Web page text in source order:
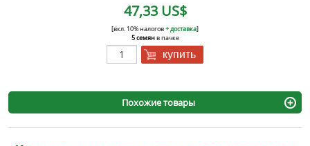
47,33 US$
[вкл. 10% налогов+ доставка]
5 семянв пачке
купить
Похожие товары